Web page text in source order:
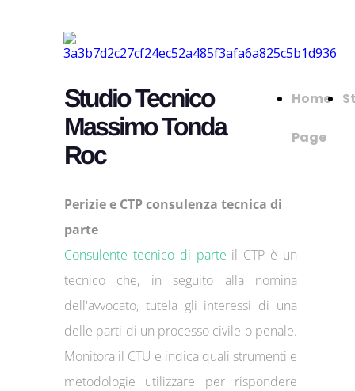
Studio Tecnico
Massimo Tonda
Roc
Home
Page
Perizie e CTP consulenza tecnica di
parte
Consulente tecnico di parte il CTP è un
tecnico che, in seguito alla nomina
dell'avvocato, tutela gli interessi di una
delle parti di un processo civile o penale.
Monitora il CTU e indica quali strumenti e
metodologie utilizzare per rispondere